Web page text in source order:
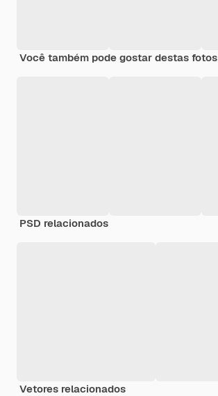
Você também pode gostar destas fotos
PSD relacionados
Vetores relacionados